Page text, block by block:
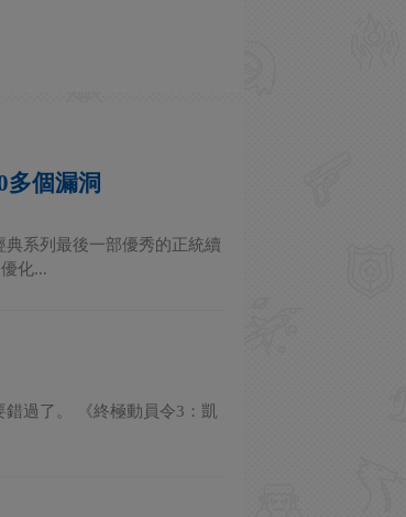
多個漏洞
系列最後一部優秀的正統續
化...
過了。 《終極動員令3：凱